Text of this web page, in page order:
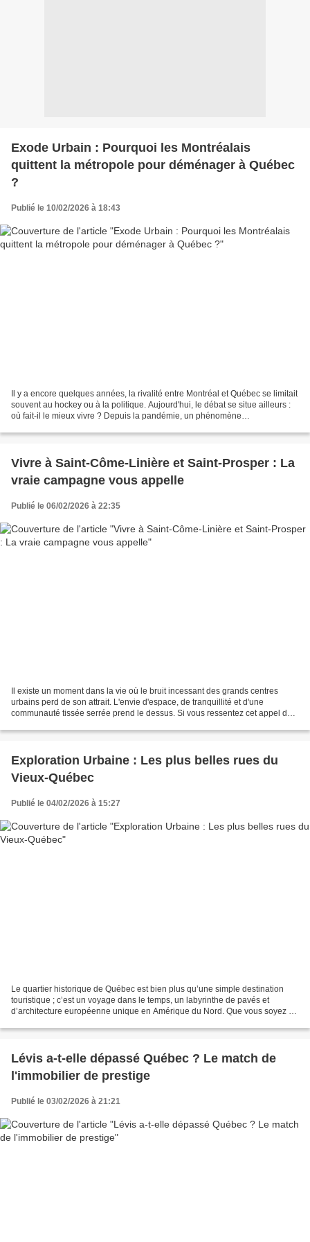
Exode Urbain : Pourquoi les Montréalais
quittent la métropole pour déménager à Québec
?
Publié le 10/02/2026 à 18:43
Il y a encore quelques années, la rivalité entre Montréal et Québec se limitait
souvent au hockey ou à la politique. Aujourd'hui, le débat se situe ailleurs :
où fait-il le mieux vivre ? Depuis la pandémie, un phénomène
Vivre à Saint-Côme-Linière et Saint-Prosper : La
vraie campagne vous appelle
Publié le 06/02/2026 à 22:35
Il existe un moment dans la vie où le bruit incessant des grands centres
urbains perd de son attrait. L'envie d'espace, de tranquillité et d'une
communauté tissée serrée prend le dessus. Si vous ressentez cet appel du
Exploration Urbaine : Les plus belles rues du
Vieux-Québec
Publié le 04/02/2026 à 15:27
Le quartier historique de Québec est bien plus qu’une simple destination
touristique ; c’est un voyage dans le temps, un labyrinthe de pavés et
d’architecture européenne unique en Amérique du Nord. Que vous soyez un
Lévis a-t-elle dépassé Québec ? Le match de
l'immobilier de prestige
Publié le 03/02/2026 à 21:21